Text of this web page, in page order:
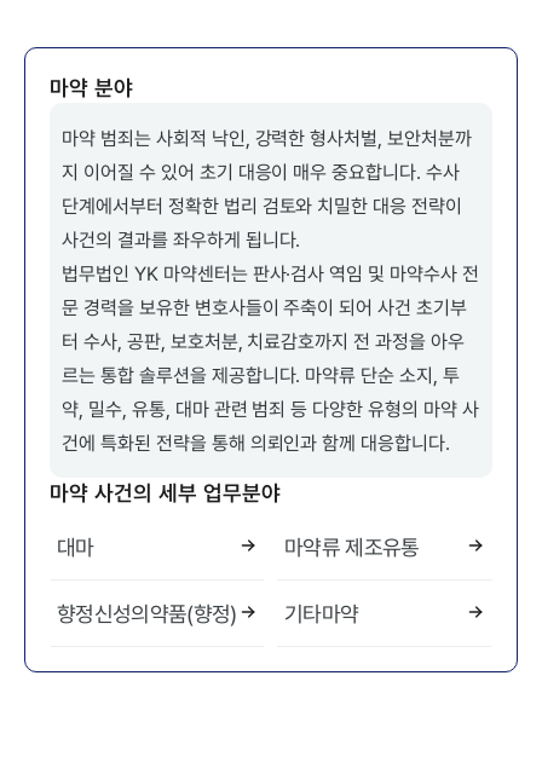
마약 분야
마약 범죄는 사회적 낙인, 강력한 형사처벌, 보안처분까
지 이어질 수 있어 초기 대응이 매우 중요합니다. 수사
단계에서부터 정확한 법리 검토와 치밀한 대응 전략이
사건의 결과를 좌우하게 됩니다.
법무법인 YK 마약센터는 판사·검사 역임 및 마약수사 전
문 경력을 보유한 변호사들이 주축이 되어 사건 초기부
터 수사, 공판, 보호처분, 치료감호까지 전 과정을 아우
르는 통합 솔루션을 제공합니다. 마약류 단순 소지, 투
약, 밀수, 유통, 대마 관련 범죄 등 다양한 유형의 마약 사
건에 특화된 전략을 통해 의뢰인과 함께 대응합니다.
마약 사건의 세부 업무분야
대마
마약류 제조유통
향정신성의약품(향정) 기타마약